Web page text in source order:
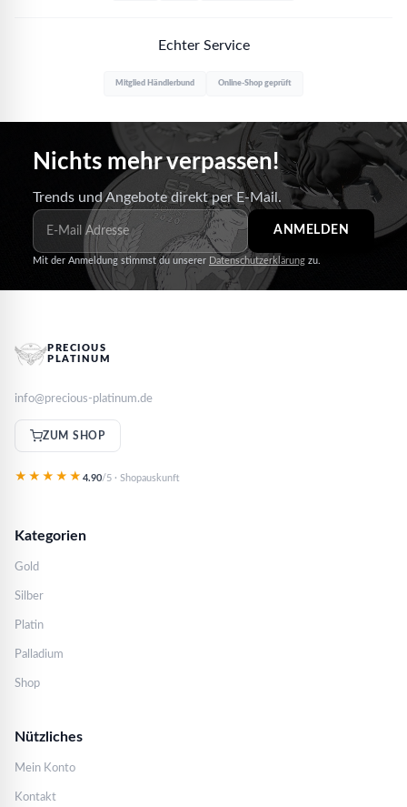
Echter Service
Mitglied Händlerbund Online-Shop geprüft
Nichts mehr verpassen!
Trends und Angebote direkt per E-Mail.
ANMELDEN
Mit der Anmeldung stimmst du unserer Datenschutzerklärung zu.
PRECIOUS
PLATINUM
info@precious-platinum.de
ZUM SHOP
★★★★★ 4.90/5 · Shopauskunft
Kategorien
Gold
Silber
Platin
Palladium
Shop
Nützliches
Mein Konto
Kontakt